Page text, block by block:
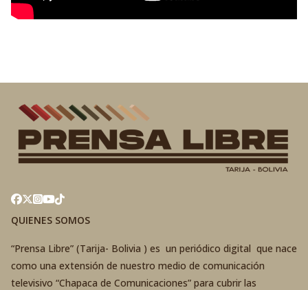
QUIENES SOMOS
“Prensa Libre” (Tarija- Bolivia ) es un periódico digital que nace
como una extensión de nuestro medio de comunicación
televisivo “Chapaca de Comunicaciones” para cubrir las